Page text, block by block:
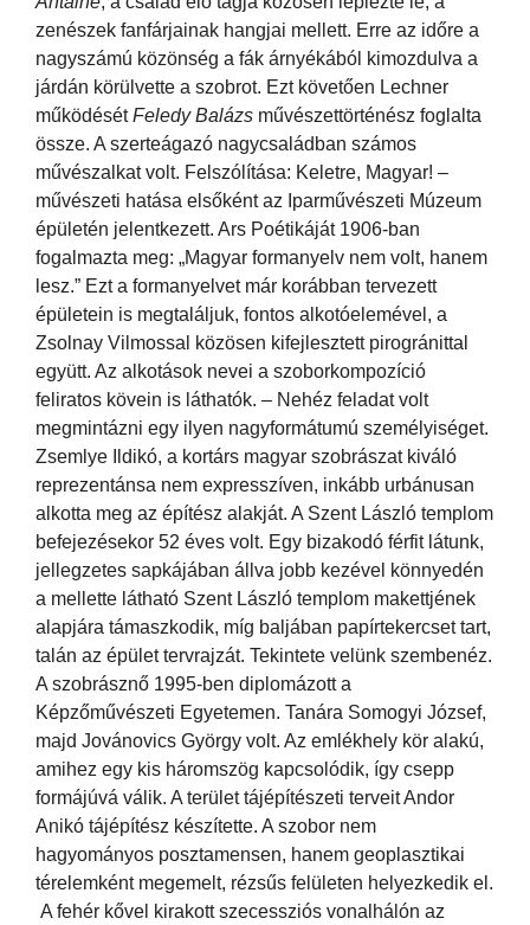
zenészek fanfárjainak hangjai mellett. Erre az időre a
nagyszámú közönség a fák árnyékából kimozdulva a
járdán körülvette a szobrot. Ezt követően Lechner
működésétFeledy Balázs művészettörténész foglalta
össze. A szerteágazó nagycsaládban számos
művészalkat volt. Felszólítása: Keletre, Magyar! –
művészeti hatása elsőként az Iparművészeti Múzeum
épületén jelentkezett. Ars Poétikáját 1906-ban
fogalmazta meg: „Magyar formanyelv nem volt, hanem
lesz.” Ezt a formanyelvet már korábban tervezett
épületein is megtaláljuk, fontos alkotóelemével, a
Zsolnay Vilmossal közösen kifejlesztett pirogránittal
együtt. Az alkotások nevei a szoborkompozíció
feliratos kövein is láthatók. – Nehéz feladat volt
megmintázni egy ilyen nagyformátumú személyiséget.
Zsemlye Ildikó, a kortárs magyar szobrászat kiváló
reprezentánsa nem expresszíven, inkább urbánusan
alkotta meg az építész alakját. A Szent László templom
befejezésekor 52 éves volt. Egy bizakodó férfit látunk,
jellegzetes sapkájában állva jobb kezével könnyedén
a mellette látható Szent László templom makettjének
alapjára támaszkodik, míg baljában papírtekercset tart,
talán az épület tervrajzát. Tekintete velünk szembenéz.
A szobrásznő 1995-ben diplomázott a
Képzőművészeti Egyetemen. Tanára Somogyi József,
majd Jovánovics György volt. Az emlékhely kör alakú,
amihez egy kis háromszög kapcsolódik, így csepp
formájúvá válik. A terület tájépítészeti terveit Andor
Anikó tájépítész készítette. A szobor nem
hagyományos posztamensen, hanem geoplasztikai
térelemként megemelt, rézsűs felületen helyezkedik el.
A fehér kővel kirakott szecessziós vonalhálón az